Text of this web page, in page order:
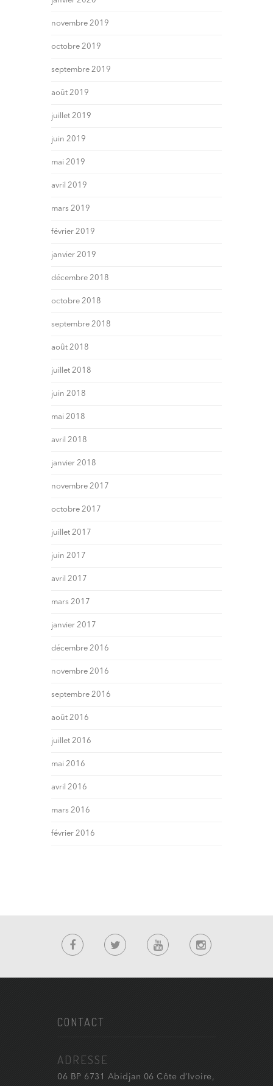
novembre 2019
octobre 2019
septembre 2019
août 2019
juillet 2019
juin 2019
mai 2019
avril 2019
mars 2019
février 2019
janvier 2019
décembre 2018
octobre 2018
septembre 2018
août 2018
juillet 2018
juin 2018
mai 2018
avril 2018
janvier 2018
novembre 2017
octobre 2017
juillet 2017
juin 2017
avril 2017
mars 2017
janvier 2017
décembre 2016
novembre 2016
septembre 2016
août 2016
juillet 2016
mai 2016
avril 2016
mars 2016
février 2016
CONTACT
ADRESSE
06 BP 6731 Abidjan 06 Côte d’Ivoire,